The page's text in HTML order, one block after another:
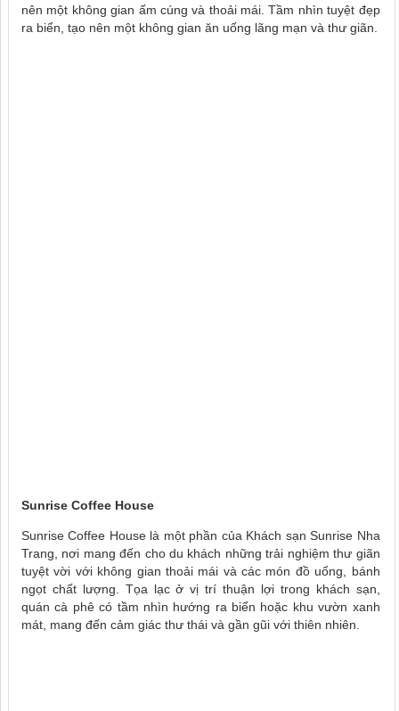
nên một không gian ấm cúng và thoải mái. Tầm nhìn tuyệt đẹp
ra biển, tạo nên một không gian ăn uống lãng mạn và thư giãn.
Sunrise Coffee House
Sunrise Coffee House là một phần của Khách sạn Sunrise Nha
Trang, nơi mang đến cho du khách những trải nghiệm thư giãn
tuyệt vời với không gian thoải mái và các món đồ uống, bánh
ngọt chất lượng. Tọa lạc ở vị trí thuận lợi trong khách sạn,
quán cà phê có tầm nhìn hướng ra biển hoặc khu vườn xanh
mát, mang đến cảm giác thư thái và gần gũi với thiên nhiên.